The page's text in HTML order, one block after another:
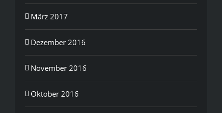
März 2017
Dezember 2016
November 2016
Oktober 2016